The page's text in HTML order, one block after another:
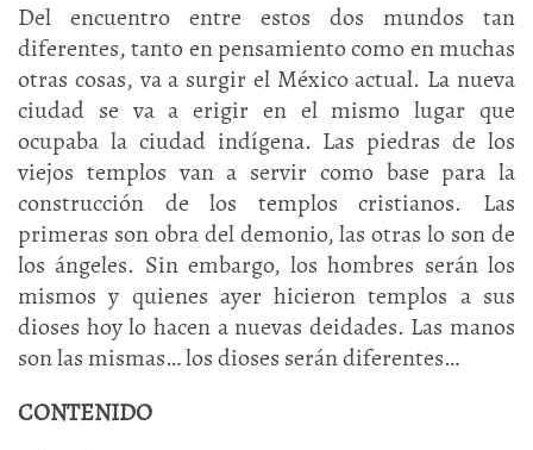
Del encuentro entre estos dos mundos tan
diferentes, tanto en pensamiento como en muchas
otras cosas, va a surgir el México actual. La nueva
ciudad se va a erigir en el mismo lugar que
ocupaba la ciudad indígena. Las piedras de los
viejos templos van a servir como base para la
construcción de los templos cristianos. Las
primeras son obra del demonio, las otras lo son de
los ángeles. Sin embargo, los hombres serán los
mismos y quienes ayer hicieron templos a sus
dioses hoy lo hacen a nuevas deidades. Las manos
son las mismas… los dioses serán diferentes…
CONTENIDO